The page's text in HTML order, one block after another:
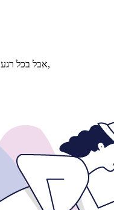
אבל בכל רגע עולים עשרות דפי נחיתה חדשים לרב מסר,